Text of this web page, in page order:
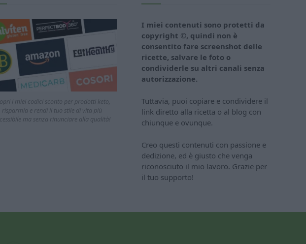
i miei codici sconto per prodotti keto,
risparmia e rendi il tuo stile di vita più
ma senza rinunciare alla qualità!
I miei contenuti sono protetti da
copyright ©, quindi non è
consentito fare screenshot delle
ricette, salvare le foto o
condividerle su altri canali senza
autorizzazione.
Tuttavia, puoi copiare e condividere il
link diretto alla ricetta o al blog con
chiunque e ovunque.
Creo questi contenuti con passione e
dedizione, ed è giusto che venga
riconosciuto il mio lavoro. Grazie per
il tuo supporto!